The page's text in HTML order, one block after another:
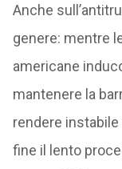
Anche
genere: mentre
americane
mantenere la
rendere
fine il lento